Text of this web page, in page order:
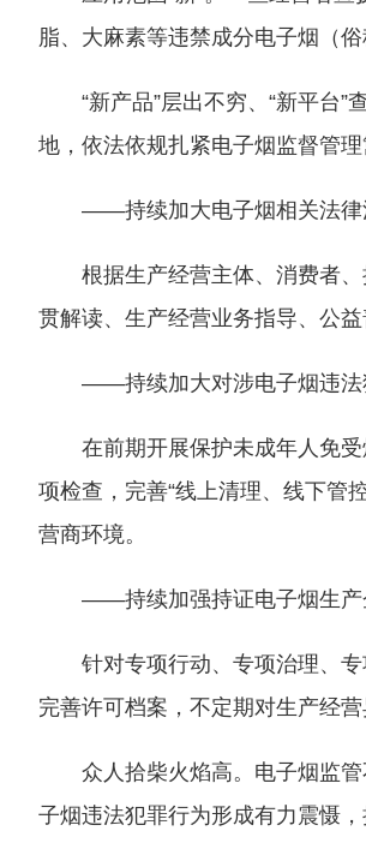
脂、大麻素等违禁成分电子烟（俗
“新产品”层出不穷、“新平台
地，依法依规扎紧电子烟监督管
——持续加大电子烟相关法律
根据生产经营主体、消费者
贯解读、生产经营业务指导、公
——持续加大对涉电子烟违法
在前期开展保护未成年人免
项检查，完善“线上清理、线下管
营商环境。
——持续加强持证电子烟生产
针对专项行动、专项治理、
完善许可档案，不定期对生产经
众人拾柴火焰高。电子烟监
子烟违法犯罪行为形成有力震慑